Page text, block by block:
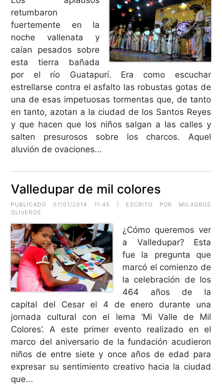
retumbaron
fuertemente en la
noche vallenata y
caían pesados sobre
esta tierra bañada
por el río Guatapurí. Era como escuchar
estrellarse contra el asfalto las robustas gotas de
una de esas impetuosas tormentas que, de tanto
en tanto, azotan a la ciudad de los Santos Reyes
y que hacen que los niños salgan a las calles y
salten presurosos sobre los charcos. Aquel
aluvión de ovaciones...
Valledupar de mil colores
PUBLICADO 07/01/2014 11:45 | ESCRITO POR MILAGROS
OLIVEROS
¿Cómo queremos ver
a Valledupar? Esta
fue la pregunta que
marcó el comienzo de
la celebración de los
464 años de la
capital del Cesar el 4 de enero durante una
jornada cultural con el lema ‘Mi Valle de Mil
Colores’. A este primer evento realizado en el
marco del aniversario de la fundación acudieron
niños de entre siete y once años de edad para
expresar su sentimiento creativo hacia la ciudad
que...